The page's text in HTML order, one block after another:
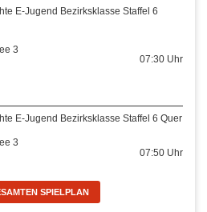
E-Jugend Bezirksklasse Staffel 6
3
07:30 Uhr
E-Jugend Bezirksklasse Staffel 6 Quer
3
07:50 Uhr
SPIELPLAN